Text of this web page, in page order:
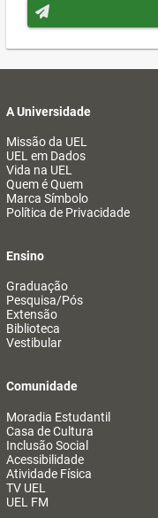
A Universidade
Missão da UEL
UEL em Dados
Vida na UEL
Quem é Quem
Marca Símbolo
Política de Privacidade
Ensino
Graduação
Pesquisa/Pós
Extensão
Biblioteca
Vestibular
Comunidade
Moradia Estudantil
Casa de Cultura
Inclusão Social
Acessibilidade
Atividade Física
TV UEL
UEL FM